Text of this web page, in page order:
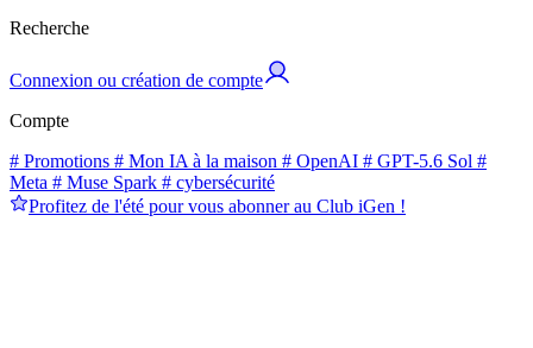
Recherche
Connexion ou création de compte
Compte
# Promotions # Mon IA à la maison # OpenAI # GPT-5.6 Sol #
Meta # Muse Spark # cybersécurité
Profitez de l'été pour vous abonner au Club iGen !